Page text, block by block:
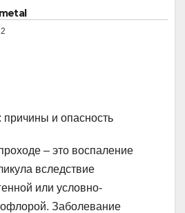
– это воспаление
вследствие
или условно-
Заболевание